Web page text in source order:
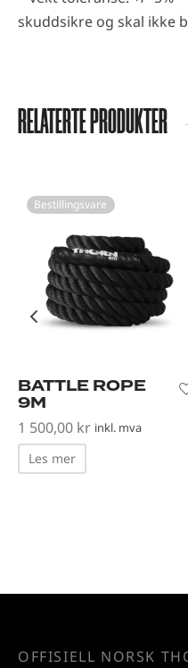
skuddsikre og skal ikke
RELATERTE PRODUKTER
Bestillingsvare
BATTLE ROPE
9M
1 500,00 kr inkl. mva
Les mer
OFFISIELL NORSK